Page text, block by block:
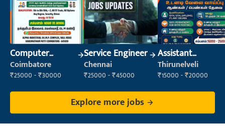
Computer
Operator
Coimbatore
₹25000 - ₹30000
Service Engineer
Chennai
₹25000 - ₹45000
Assistant
Manager
Thirunelveli
₹15000 - ₹20000
Explore more jobs